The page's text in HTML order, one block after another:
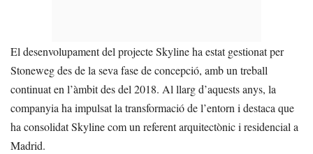
El desenvolupament del projecte Skyline ha estat gestionat per
Stoneweg des de la seva fase de concepció, amb un treball
continuat en l’àmbit des del 2018. Al llarg d’aquests anys, la
companyia ha impulsat la transformació de l’entorn i destaca que
ha consolidat Skyline com un referent arquitectònic i residencial a
Madrid.